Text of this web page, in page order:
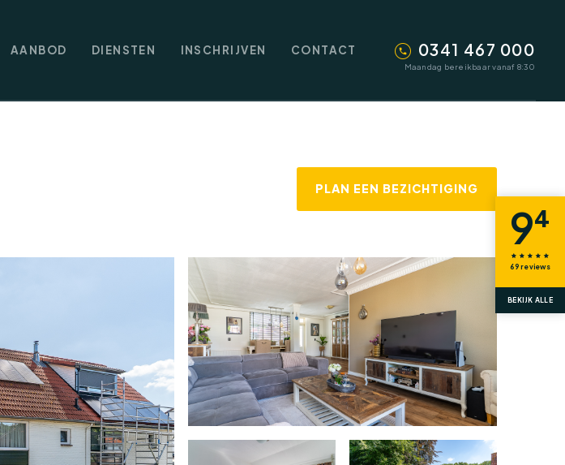
AANBOD DIENSTEN INSCHRIJVEN CONTACT 0341 467 000
Maandag bereikbaar vanaf 8:30
94
69reviews
BEKIJK ALLE
PLAN EEN BEZICHTIGING